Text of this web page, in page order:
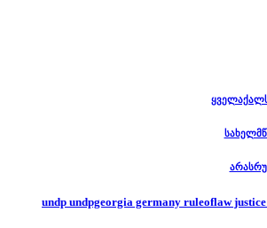
undp undpgeorgia germany ruleoflaw